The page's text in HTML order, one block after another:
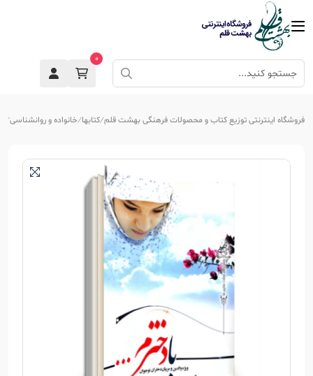
0
فروشگاه اینترنتی توزیع کتاب و محصولات فرهنگی بهشت قلم کتابها خانواده و روانشناسی